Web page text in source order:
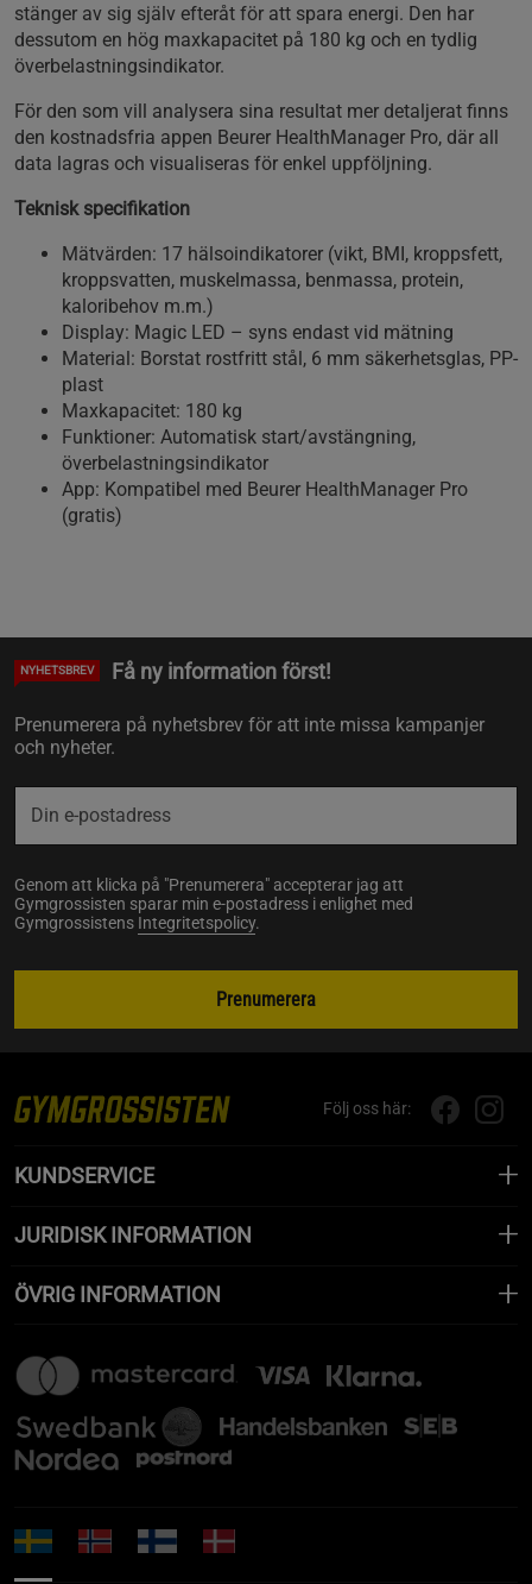
stänger av sig själv efteråt för att spara energi. Den har
dessutom en hög maxkapacitet på 180 kg och en tydlig
överbelastningsindikator.
För den som vill analysera sina resultat mer detaljerat finns
den kostnadsfria appen Beurer HealthManager Pro, där all
data lagras och visualiseras för enkel uppföljning.
Teknisk specifikation
Mätvärden: 17 hälsoindikatorer (vikt, BMI, kroppsfett,
kroppsvatten, muskelmassa, benmassa, protein,
kaloribehov m.m.)
Display: Magic LED – syns endast vid mätning
Material: Borstat rostfritt stål, 6 mm säkerhetsglas, PP-
plast
Maxkapacitet: 180 kg
Funktioner: Automatisk start/avstängning,
överbelastningsindikator
App: Kompatibel med Beurer HealthManager Pro
(gratis)
NYHETSBREV Få ny information först!
Prenumerera på nyhetsbrev för att inte missa kampanjer
och nyheter.
Genom att klicka på "Prenumerera" accepterar jag att
Gymgrossisten sparar min e-postadress i enlighet med
Gymgrossistens Integritetspolicy.
Prenumerera
Följ oss här:
KUNDSERVICE
JURIDISK INFORMATION
ÖVRIG INFORMATION